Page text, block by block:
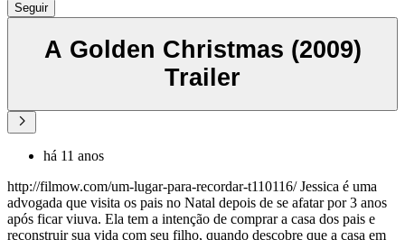
Seguir
A Golden Christmas (2009)
Trailer
há 11 anos
http://filmow.com/um-lugar-para-recordar-t110116/ Jessica é uma
advogada que visita os pais no Natal depois de se afatar por 3 anos
após ficar viuva. Ela tem a intenção de comprar a casa dos pais e
reconstruir sua vida com seu filho, quando descobre que a casa em